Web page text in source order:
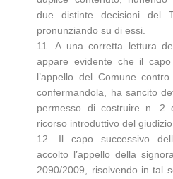
due distinte decisioni del
pronunziando su di essi.
11. A una corretta lettura
appare evidente che il
l’appello del Comune
confermandola, ha sancito
permesso di costruire n. 2
ricorso introduttivo del
12. Il capo successivo
accolto l’appello della
2090/2009, risolvendo in tal